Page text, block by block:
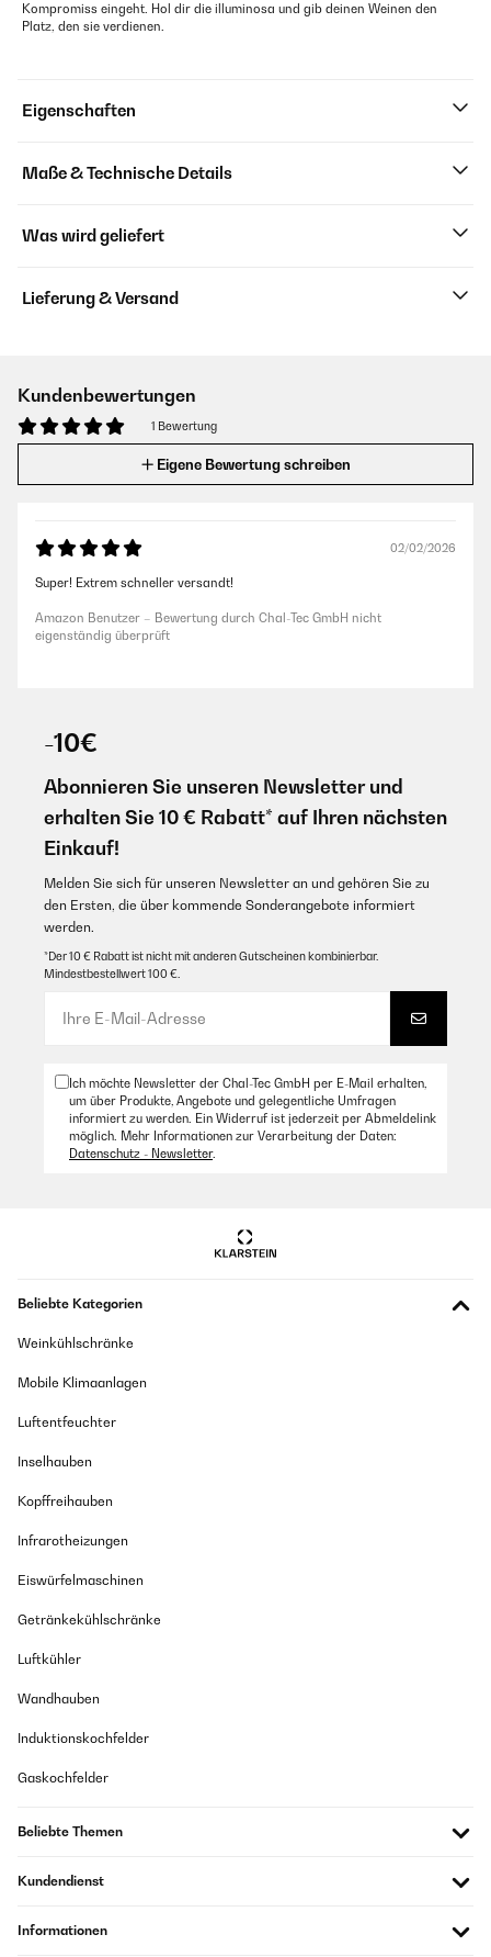
Kompromiss eingeht. Hol dir die illuminosa und gib deinen Weinen den
Platz, den sie verdienen.
Eigenschaften
Maße & Technische Details
Was wird geliefert
Lieferung & Versand
Kundenbewertungen
1 Bewertung
Eigene Bewertung schreiben
02/02/2026
Super! Extrem schneller versandt!
Amazon Benutzer – Bewertung durch Chal-Tec GmbH nicht
eigenständig überprüft
-10€
Abonnieren Sie unseren Newsletter und
erhalten Sie 10 € Rabatt* auf Ihren nächsten
Einkauf!
Melden Sie sich für unseren Newsletter an und gehören Sie zu
den Ersten, die über kommende Sonderangebote informiert
werden.
*Der 10 € Rabatt ist nicht mit anderen Gutscheinen kombinierbar.
Mindestbestellwert 100 €.
Ich möchte Newsletter der Chal-Tec GmbH per E-Mail erhalten,
um über Produkte, Angebote und gelegentliche Umfragen
informiert zu werden. Ein Widerruf ist jederzeit per Abmeldelink
möglich. Mehr Informationen zur Verarbeitung der Daten:
Datenschutz - Newsletter.
Beliebte Kategorien
Weinkühlschränke
Mobile Klimaanlagen
Luftentfeuchter
Inselhauben
Kopffreihauben
Infrarotheizungen
Eiswürfelmaschinen
Getränkekühlschränke
Luftkühler
Wandhauben
Induktionskochfelder
Gaskochfelder
Beliebte Themen
Kundendienst
Informationen